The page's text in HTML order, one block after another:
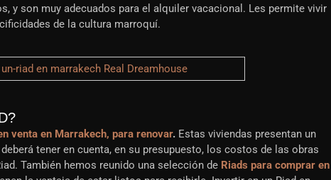
y son muy adecuados para el alquiler vacacional. Les permite vivir
de la cultura marroquí.
venta en Marrakech, para renovar. Estas viviendas presentan un
tener en cuenta, en su presupuesto, los costos de las obras
También hemos reunido una selección de Riads para comprar en